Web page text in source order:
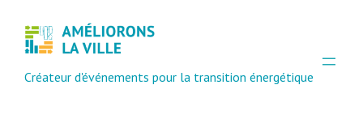
Créateur d'événements pour la transition énergétique